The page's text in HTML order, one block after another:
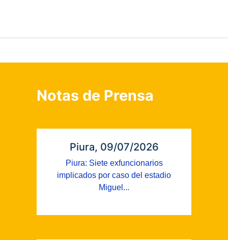
Notas de Prensa
Piura, 09/07/2026
Piura: Siete exfuncionarios
implicados por caso del estadio
Miguel...